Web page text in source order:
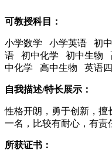
可教授科目：
小学数学 小学英语 初
语 初中化学 初中生物
中化学 高中生物 英语
自我描述/特长展示：
性格开朗，勇于创新，擅
一名，比较有耐心，有责
所获证书：